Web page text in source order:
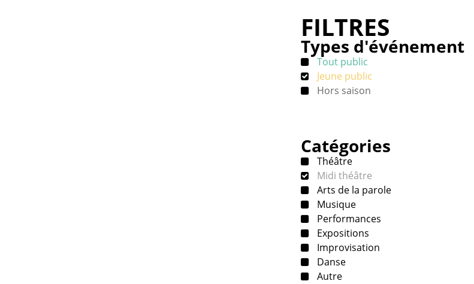
FILTRES
Types d'événement
Tout public
Jeune public
Hors saison
Catégories
Théâtre
Midi théâtre
Arts de la parole
Musique
Performances
Expositions
Improvisation
Danse
Autre